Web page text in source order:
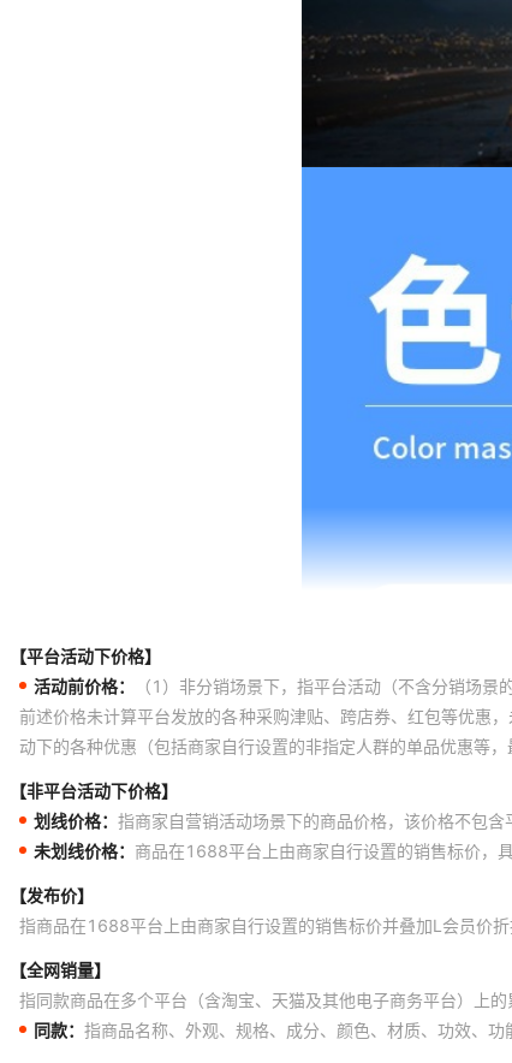
【平台活动下价格】
活动前价格：
（1）非分销场景下，指平台活动（不含分销场
前述价格未计算平台发放的各种采购津贴、跨店券、红包等优惠
动下的各种优惠（包括商家自行设置的非指定人群的单品优惠等
【非平台活动下价格】
划线价格： 指商家自营销活动场景下的商品价格，该价格不包
未划线价格： 商品在1688平台上由商家自行设置的销售标价，
【发布价】
指商品在1688平台上由商家自行设置的销售标价并叠加L会员价折
【全网销量】
指同款商品在多个平台（含淘宝、天猫及其他电子商务平台）上的
同款： 指商品名称、外观、规格、成分、颜色、材质、功效、